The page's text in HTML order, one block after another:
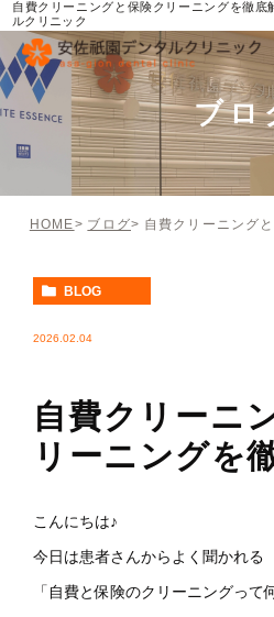
自費クリーニングと保険クリーニングを徹底
ルクリニック
ブロ
HOME ブログ 自費クリーニング
BLOG
2026.02.04
自費クリーニ
リーニングを
こんにちは♪
今日は患者さんからよく聞かれる
「自費と保険のクリーニングって